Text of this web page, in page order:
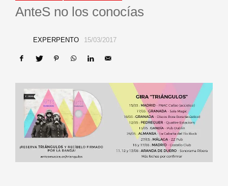
AnteS no los conocías
EXPERPENTO 15/03/2017